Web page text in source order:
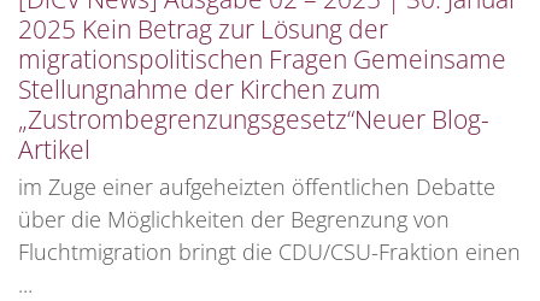
2025 Kein Betrag zur Lösung der
migrationspolitischen Fragen Gemeinsame
Stellungnahme der Kirchen zum
„Zustrombegrenzungsgesetz“Neuer Blog-
Artikel
im Zuge einer aufgeheizten öffentlichen Debatte
über die Möglichkeiten der Begrenzung von
Fluchtmigration bringt die CDU/CSU-Fraktion einen
...